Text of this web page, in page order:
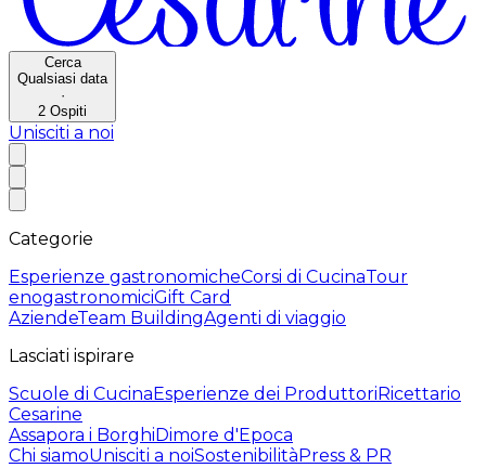
Cerca
Qualsiasi data
·
2 Ospiti
Unisciti a noi
Categorie
Esperienze gastronomicheCorsi di CucinaTour
enogastronomiciGift Card
AziendeTeam BuildingAgenti di viaggio
Lasciati ispirare
Scuole di CucinaEsperienze dei ProduttoriRicettario
Cesarine
Assapora i BorghiDimore d'Epoca
Chi siamoUnisciti a noiSostenibilitàPress & PR